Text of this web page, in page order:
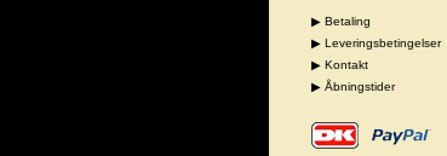
▶ Betaling
▶ Leveringsbetingelser
▶ Kontakt
▶ Åbningstider